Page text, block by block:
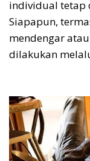
individual tetap
Siapapun,
mendengar
dilakukan